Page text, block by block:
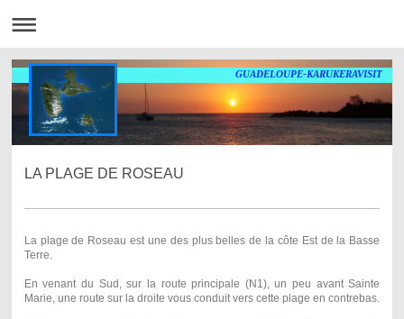
GUADELOUPE-KARUKERAVISIT
LA PLAGE DE ROSEAU
La plage de Roseau est une des plus belles de la côte Est de la Basse
Terre.
En venant du Sud, sur la route principale (N1), un peu avant Sainte
Marie, une route sur la droite vous conduit vers cette plage en contrebas.